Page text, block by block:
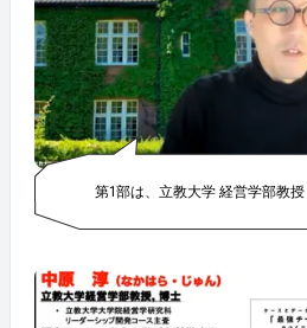
第1部は、立教大学 経営学部教授